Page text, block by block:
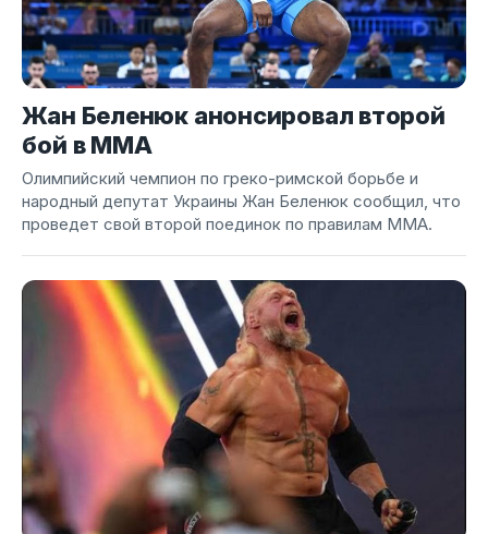
Жан Беленюк анонсировал второй
бой в ММА
Олимпийский чемпион по греко-римской борьбе и
народный депутат Украины Жан Беленюк сообщил, что
проведет свой второй поединок по правилам ММА.